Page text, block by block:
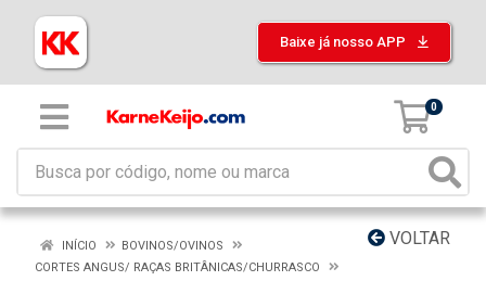
Baixe já nosso APP
0
VOLTAR
INÍCIO
BOVINOS/OVINOS
CORTES ANGUS/ RAÇAS BRITÂNICAS/CHURRASCO